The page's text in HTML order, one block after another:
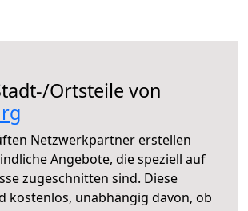
Ortsteile von
Netzwerkpartner erstellen
Angebote, die speziell auf
zugeschnitten sind. Diese
kostenlos, unabhängig davon, ob